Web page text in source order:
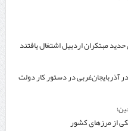
آذربایجان‌غربی در دستور کار دولت
از مرزهای کشور